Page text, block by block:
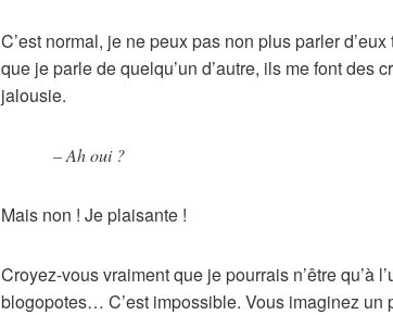
C’est normal, je ne peux pas non plus parler
que je parle de quelqu’un d’autre, ils me font des
jalousie.
– Ah oui ?
Mais non ! Je plaisante !
Croyez-vous vraiment que je pourrais n’être qu’à
blogopotes… C’est impossible. Vous imaginez un